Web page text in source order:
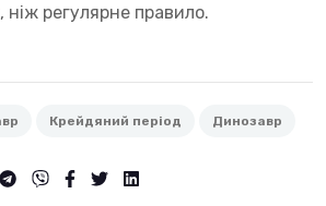
регулярне правило.
Крейдяний період Динозавр